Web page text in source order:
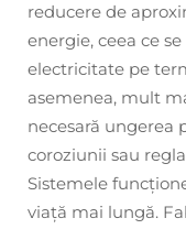
reducere de
energie, ceea ce
electricitate pe
asemenea, mult
necesară ungerea
coroziunii sau
Sistemele
viață mai lungă.